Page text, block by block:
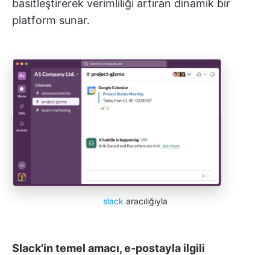
basitleştirerek verimliliği artıran dinamik bir
platform sunar.
slack aracılığıyla
Slack'in temel amacı, e-postayla ilgili